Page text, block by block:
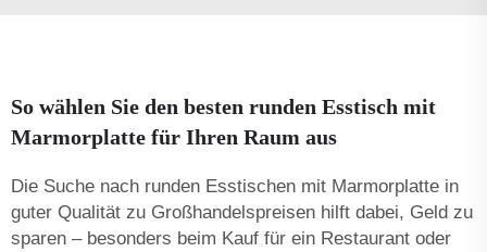
So wählen Sie den besten runden Esstisch mit
Marmorplatte für Ihren Raum aus
Die Suche nach runden Esstischen mit Marmorplatte in
guter Qualität zu Großhandelspreisen hilft dabei, Geld zu
sparen – besonders beim Kauf für ein Restaurant oder